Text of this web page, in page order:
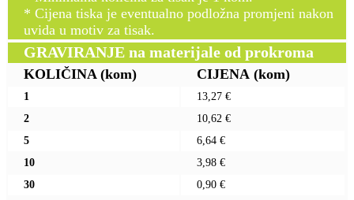
* Cijena tiska je eventualno podložna promjeni nakon
uvida u motiv za tisak.
GRAVIRANJE na materijale od prokroma
KOLIČINA (kom) CIJENA (kom)
1
13,27 €
2
10,62 €
5
6,64 €
10
3,98 €
30
0,90 €